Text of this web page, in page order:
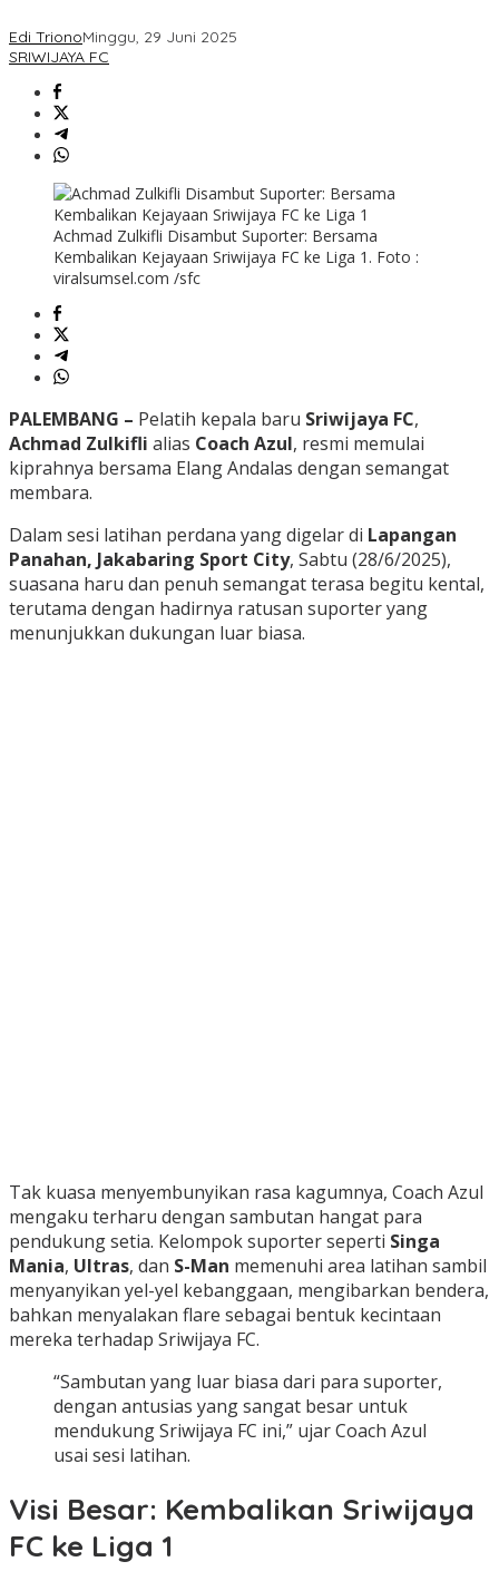
Edi TrionoMinggu, 29 Juni 2025
SRIWIJAYA FC
Achmad Zulkifli Disambut Suporter: Bersama
Kembalikan Kejayaan Sriwijaya FC ke Liga 1. Foto :
viralsumsel.com /sfc
PALEMBANG – Pelatih kepala baru Sriwijaya FC,
Achmad Zulkifli alias Coach Azul, resmi memulai
kiprahnya bersama Elang Andalas dengan semangat
membara.
Dalam sesi latihan perdana yang digelar di Lapangan
Panahan, Jakabaring Sport City, Sabtu (28/6/2025),
suasana haru dan penuh semangat terasa begitu kental,
terutama dengan hadirnya ratusan suporter yang
menunjukkan dukungan luar biasa.
Tak kuasa menyembunyikan rasa kagumnya, Coach Azul
mengaku terharu dengan sambutan hangat para
pendukung setia. Kelompok suporter seperti Singa
Mania, Ultras, dan S-Man memenuhi area latihan sambil
menyanyikan yel-yel kebanggaan, mengibarkan bendera,
bahkan menyalakan flare sebagai bentuk kecintaan
mereka terhadap Sriwijaya FC.
“Sambutan yang luar biasa dari para suporter,
dengan antusias yang sangat besar untuk
mendukung Sriwijaya FC ini,” ujar Coach Azul
usai sesi latihan.
Visi Besar: Kembalikan Sriwijaya
FC ke Liga 1